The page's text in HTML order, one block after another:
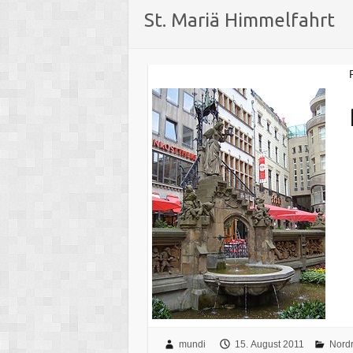
St. Mariä Himmelfahrt
mundi 15. August 2011